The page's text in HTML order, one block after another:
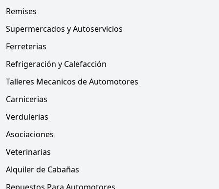
Remises
Supermercados y Autoservicios
Ferreterias
Refrigeración y Calefacción
Talleres Mecanicos de Automotores
Carnicerias
Verdulerias
Asociaciones
Veterinarias
Alquiler de Cabañas